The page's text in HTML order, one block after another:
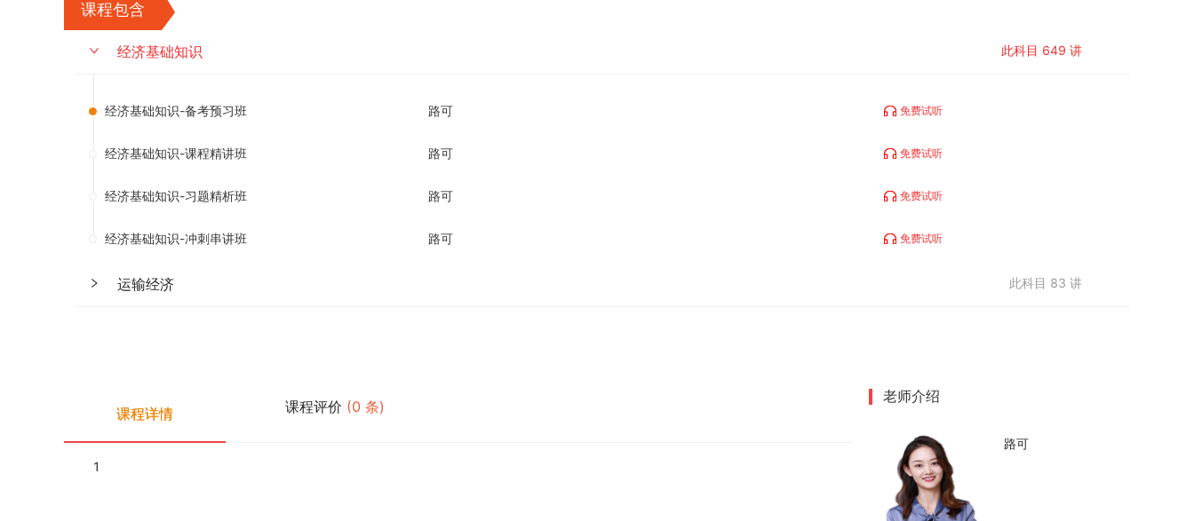
课程包含
经济基础知识 此科目 649 讲
经济基础知识-备考预习班 路可 免费试听
经济基础知识-课程精讲班 路可 免费试听
经济基础知识-习题精析班 路可 免费试听
经济基础知识-冲刺串讲班 路可 免费试听
运输经济 此科目 83 讲
课程详情 课程评价 (0 条)
1
老师介绍
路可